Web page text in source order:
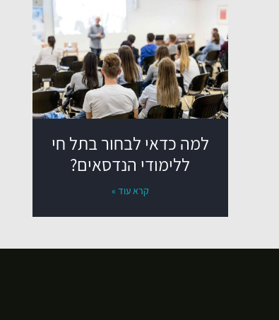
למה כדאי לבחור בתל חי
ללימודי הנדסאים?
קרא עוד »